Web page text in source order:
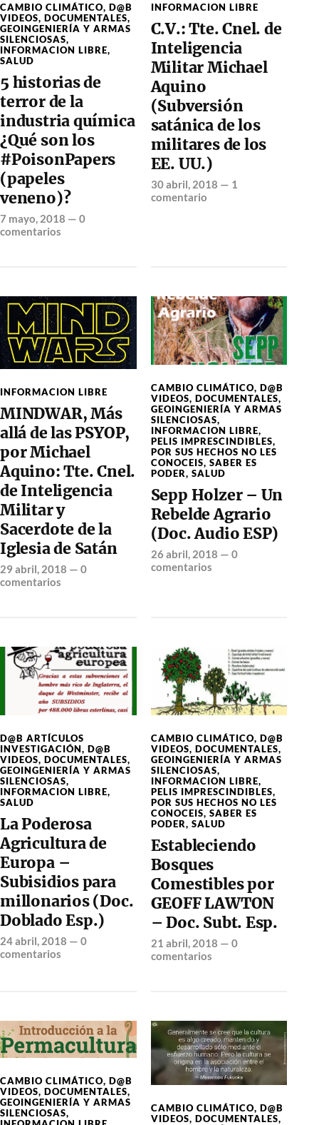
CAMBIO CLIMÁTICO, D@B
VIDEOS, DOCUMENTALES,
GEOINGENIERÍA Y ARMAS
SILENCIOSAS,
INFORMACION LIBRE,
SALUD
5 historias de
terror de la
industria química
¿Qué son los
#PoisonPapers
(papeles
veneno)?
7 mayo, 2018 — 0
comentarios
INFORMACION LIBRE
C.V.: Tte. Cnel. de
Inteligencia
Militar Michael
Aquino
(Subversión
satánica de los
militares de los
EE. UU.)
30 abril, 2018 — 1
comentario
INFORMACION LIBRE
MINDWAR, Más
allá de las PSYOP,
por Michael
Aquino: Tte. Cnel.
de Inteligencia
Militar y
Sacerdote de la
Iglesia de Satán
29 abril, 2018 — 0
comentarios
CAMBIO CLIMÁTICO, D@B
VIDEOS, DOCUMENTALES,
GEOINGENIERÍA Y ARMAS
SILENCIOSAS,
INFORMACION LIBRE,
PELIS IMPRESCINDIBLES,
POR SUS HECHOS NO LES
CONOCEIS, SABER ES
PODER, SALUD
Sepp Holzer – Un
Rebelde Agrario
(Doc. Audio ESP)
26 abril, 2018 — 0
comentarios
D@B ARTÍCULOS
INVESTIGACIÓN, D@B
VIDEOS, DOCUMENTALES,
GEOINGENIERÍA Y ARMAS
SILENCIOSAS,
INFORMACION LIBRE,
SALUD
La Poderosa
Agricultura de
Europa –
Subisidios para
millonarios (Doc.
Doblado Esp.)
24 abril, 2018 — 0
comentarios
CAMBIO CLIMÁTICO, D@B
VIDEOS, DOCUMENTALES,
GEOINGENIERÍA Y ARMAS
SILENCIOSAS,
INFORMACION LIBRE,
PELIS IMPRESCINDIBLES,
POR SUS HECHOS NO LES
CONOCEIS, SABER ES
PODER, SALUD
Estableciendo
Bosques
Comestibles por
GEOFF LAWTON
– Doc. Subt. Esp.
21 abril, 2018 — 0
comentarios
CAMBIO CLIMÁTICO, D@B
VIDEOS, DOCUMENTALES,
GEOINGENIERÍA Y ARMAS
SILENCIOSAS,
CAMBIO CLIMÁTICO, D@B
VIDEOS, DOCUMENTALES,